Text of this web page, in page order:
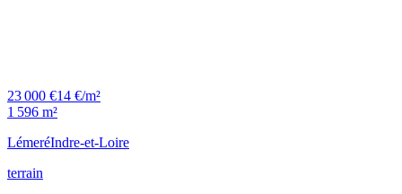
23 000 €14 €/m²
1 596 m²
LémeréIndre-et-Loire
terrain